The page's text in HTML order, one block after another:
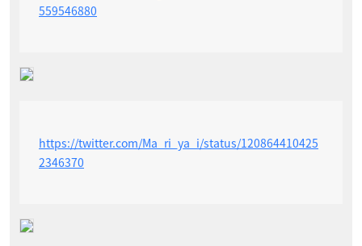
559546880
https://twitter.com/Ma_ri_ya_i/status/120864410425
2346370